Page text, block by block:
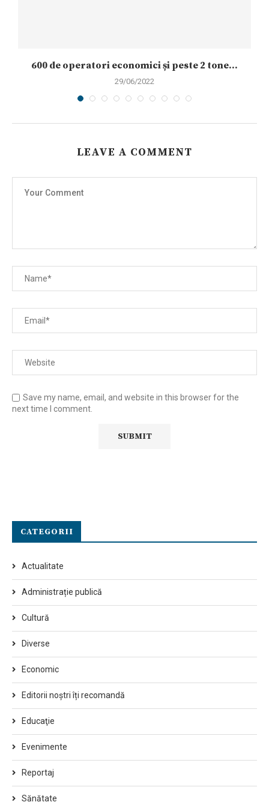
600 de operatori economici și peste 2 tone...
29/06/2022
LEAVE A COMMENT
Save my name, email, and website in this browser for the
next time I comment.
CATEGORII
Actualitate
Administrație publică
Cultură
Diverse
Economic
Editorii noștri îți recomandă
Educaţie
Evenimente
Reportaj
Sănătate